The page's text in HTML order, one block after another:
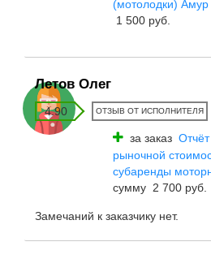
(мотолодки) Амур
1 500 руб.
Летов Олег
4.90 ОТЗЫВ ОТ ИСПОЛНИТЕЛЯ
за заказ
рыночной
субаренды
сумму 2 700 руб.
Замечаний к заказчику нет.